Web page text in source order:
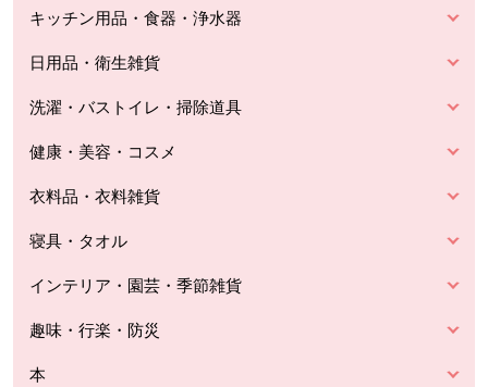
キッチン用品・食器・浄水器
日用品・衛生雑貨
洗濯・バストイレ・掃除道具
健康・美容・コスメ
衣料品・衣料雑貨
寝具・タオル
インテリア・園芸・季節雑貨
趣味・行楽・防災
本